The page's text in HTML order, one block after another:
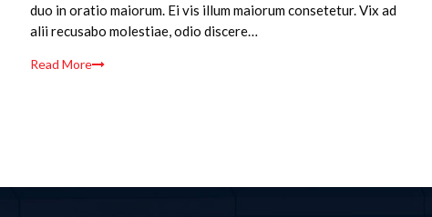
duo in oratio maiorum. Ei vis illum maiorum consetetur. Vix ad
alii recusabo molestiae, odio discere…
Read More